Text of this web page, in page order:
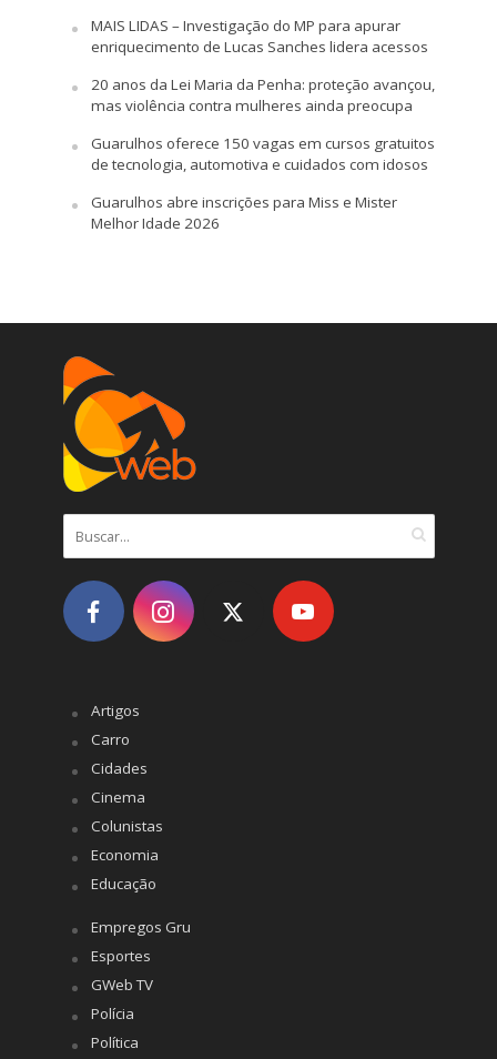
MAIS LIDAS – Investigação do MP para apurar
enriquecimento de Lucas Sanches lidera acessos
20 anos da Lei Maria da Penha: proteção avançou,
mas violência contra mulheres ainda preocupa
Guarulhos oferece 150 vagas em cursos gratuitos
de tecnologia, automotiva e cuidados com idosos
Guarulhos abre inscrições para Miss e Mister
Melhor Idade 2026
Artigos
Carro
Cidades
Cinema
Colunistas
Economia
Educação
Empregos Gru
Esportes
GWeb TV
Polícia
Política